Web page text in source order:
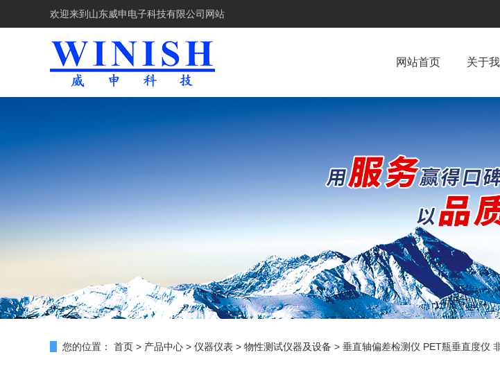
欢迎来到 山东威申电子科技有限公司网站
网站首页 关于
您的位置： 首页 > 产品中心 > 仪器仪表 > 物性测试仪器及设备 > 垂直轴偏差检测仪 PET瓶垂直度仪